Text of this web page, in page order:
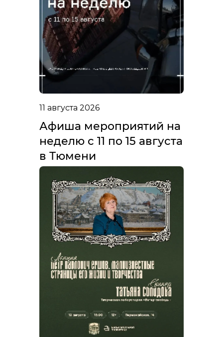
11 августа 2026
Афиша мероприятий на
неделю с 11 по 15 августа
в Тюмени